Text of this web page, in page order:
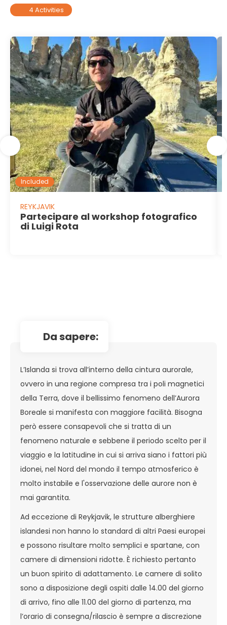
4 Activities
Included
REYKJAVIK
Partecipare al workshop fotografico
di Luigi Rota
da sapere:
L’Islanda si trova all’interno della cintura aurorale,
ovvero in una regione compresa tra i poli magnetici
della Terra, dove il bellissimo fenomeno dell’Aurora
Boreale si manifesta con maggiore facilità. Bisogna
però essere consapevoli che si tratta di un
fenomeno naturale e sebbene il periodo scelto per il
viaggio e la latitudine in cui si arriva siano i fattori più
idonei, nel Nord del mondo il tempo atmosferico è
molto instabile e l'osservazione delle aurore non è
mai garantita.
Ad eccezione di Reykjavik, le strutture alberghiere
islandesi non hanno lo standard di altri Paesi europei
e possono risultare molto semplici e spartane, con
camere di dimensioni ridotte. È richiesto pertanto
un buon spirito di adattamento. Le camere di solito
sono a disposizione degli ospiti dalle 14.00 del giorno
di arrivo, fino alle 11.00 del giorno di partenza, ma
l’orario di consegna/rilascio è sempre a discrezione